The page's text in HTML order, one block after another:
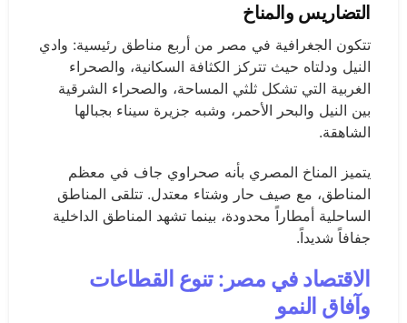
التضاريس والمناخ
تتكون الجغرافية في مصر من أربع مناطق رئيسية: وادي
النيل ودلتاه حيث تتركز الكثافة السكانية، والصحراء
الغربية التي تشكل ثلثي المساحة، والصحراء الشرقية
بين النيل والبحر الأحمر، وشبه جزيرة سيناء بجبالها
الشاهقة.
يتميز المناخ المصري بأنه صحراوي جاف في معظم
المناطق، مع صيف حار وشتاء معتدل. تتلقى المناطق
الساحلية أمطاراً محدودة، بينما تشهد المناطق الداخلية
جفافاً شديداً.
الاقتصاد في مصر: تنوع القطاعات
وآفاق النمو